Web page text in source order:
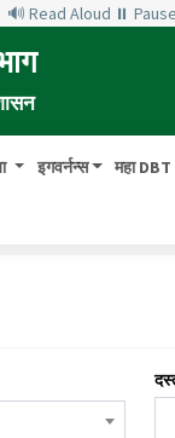
🔊 Read Aloud ⏸ Pause
इगवर्नन्स महा DBT